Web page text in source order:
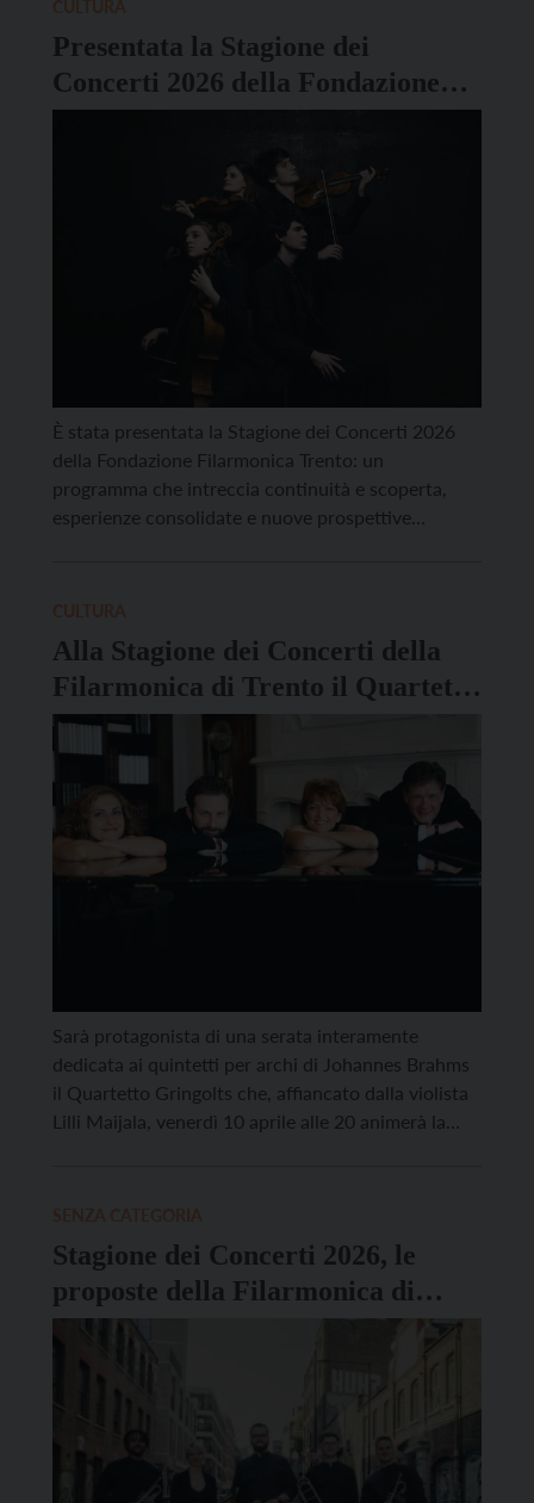
Presentata la Stagione dei
Concerti 2026 della Fondazione
Filarmonica Trento
È stata presentata la Stagione dei Concerti 2026
della Fondazione Filarmonica Trento: un
programma che intreccia continuità e scoperta,
esperienze consolidate e nuove prospettive
lingue, culture e […]
Alla Stagione dei Concerti della
Filarmonica di Trento il Quartetto
Gringolts con la violista Lilli
Maijala
Sarà protagonista di una serata interamente
dedicata ai quintetti per archi di Johannes Brahms
il Quartetto Gringolts che, affiancato dalla violista
Lilli Maijala, venerdì 10 aprile alle 20 animerà la
Stagione dei Concerti 2026, le
proposte della Filarmonica di
Trento